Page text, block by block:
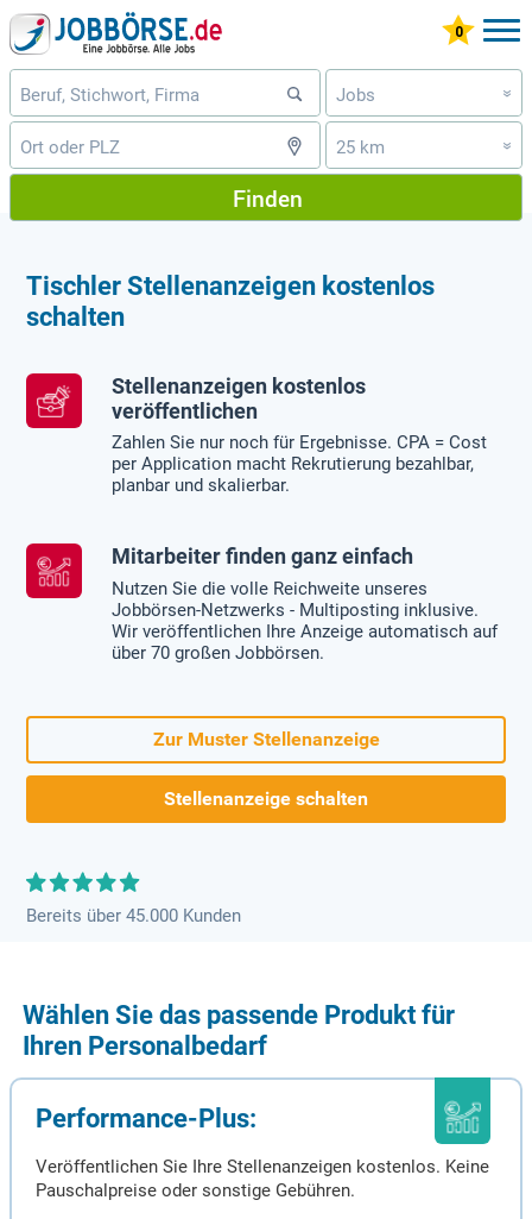
Jobs »
25 km »
Finden
Tischler Stellenanzeigen kostenlos
schalten
Stellenanzeigen kostenlos
veröffentlichen
Zahlen Sie nur noch für Ergebnisse. CPA = Cost
per Application macht Rekrutierung bezahlbar,
planbar und skalierbar.
Mitarbeiter finden ganz einfach
Nutzen Sie die volle Reichweite unseres
Jobbörsen-Netzwerks - Multiposting inklusive.
Wir veröffentlichen Ihre Anzeige automatisch auf
über 70 großen Jobbörsen.
Zur Muster Stellenanzeige
Stellenanzeige schalten
Bereits über 45.000 Kunden
Wählen Sie das passende Produkt für
Ihren Personalbedarf
Performance-Plus:
Veröffentlichen Sie Ihre Stellenanzeigen kostenlos. Keine
Pauschalpreise oder sonstige Gebühren.